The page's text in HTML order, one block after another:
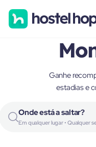
Ganhe
estadias e
Onde está a saltar?
Em qualquer lugar • Qualquer